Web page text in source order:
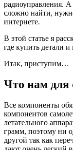
радиоуправления. А
сложно найти,
интернете.
В этой статье я
где купить детали
Итак, приступим…
Что нам для
Все компоненты
компонентов
летательного
грамм, поэтому ни
другой так как